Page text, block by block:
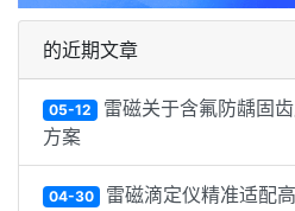
的近期文章
05-12 雷磁关于含氟防龋固
方案
04-30 雷磁滴定仪精准适配